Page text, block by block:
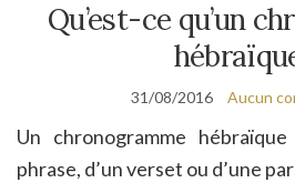
Qu’est-ce qu’un
31/08/2016 Aucun
Un chronogramme
phrase, d’un verset ou d’une